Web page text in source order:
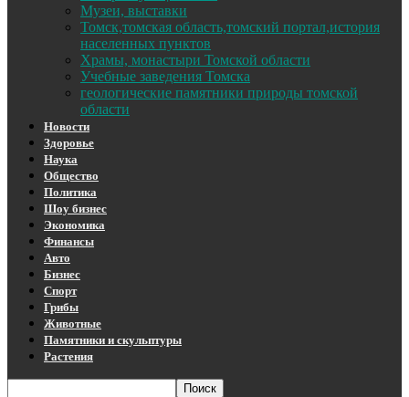
Музеи, выставки
Томск,томская область,томский портал,история
населенных пунктов
Храмы, монастыри Томской области
Учебные заведения Томска
геологические памятники природы томской
области
Новости
Здоровье
Наука
Общество
Политика
Шоу бизнес
Экономика
Финансы
Авто
Бизнес
Спорт
Грибы
Животные
Памятники и скульптуры
Растения